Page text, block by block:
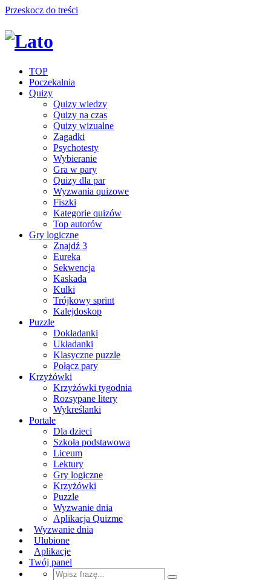
Przeskocz do treści
TOP
Poczekalnia
Quizy
Quizy wiedzy
Quizy na czas
Quizy wizualne
Zagadki
Psychotesty
Wybieranie
Gra w pary
Quizy dla par
Wyzwania quizowe
Fiszki
Kategorie quizów
Top autorów
Gry logiczne
Znajdź 3
Eureka
Sekwencja
Kaskada
Kulki
Trójkowy sprint
Kalejdoskop
Puzzle
Dokładanki
Układanki
Klasyczne puzzle
Połącz pary
Krzyżówki
Krzyżówki tygodnia
Rozsypane litery
Wykreślanki
Portale
Dla dzieci
Szkoła podstawowa
Liceum
Lektury
Gry logiczne
Krzyżówki
Puzzle
Wyzwanie dnia
Aplikacja Quizme
Wyzwanie dnia
Ulubione
Aplikacje
Twój panel